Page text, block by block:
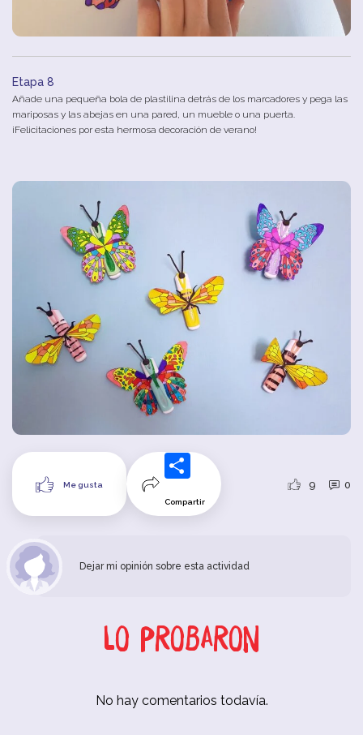
Etapa 8
Añade una pequeña bola de plastilina detrás de los marcadores y pega las
mariposas y las abejas en una pared, un mueble o una puerta.
¡Felicitaciones por esta hermosa decoración de verano!
Me gusta
Compartir
9 0
Dejar mi opinión sobre esta actividad
Lo probaron
No hay comentarios todavía.